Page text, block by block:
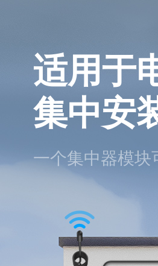
适用于
集中安
一个集中器模